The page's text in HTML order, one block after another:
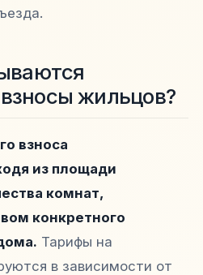
жильцов?
взноса
из площади
комнат,
конкретного
Тарифы на
в зависимости от